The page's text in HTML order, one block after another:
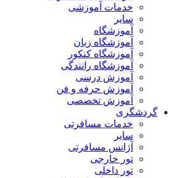
خدمات آموزشی
سایر
آموزشگاه
آموزشگاه زبان
آموزشگاه کنکور
آموزشگاه رانندگی
آموزش درسی
آموزش حرفه و فن
آموزش تخصصی
گردشگری
خدمات مسافرتی
سایر
آژانس مسافرتی
تور خارجی
تور داخلی